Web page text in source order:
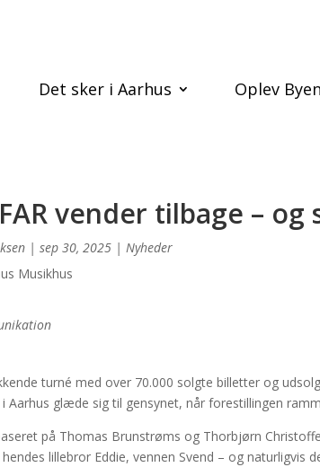
Det sker i Aarhus Oplev Byen
FAR vender tilbage –
|sep 30, 2025 | Nyheder
turné med over 70.000 solgte billetter og
Aarhus glæde sig til gensynet, når forestillingen
på Thomas Brunstrøms og Thorbjørn
lillebror Eddie, vennen Svend – og